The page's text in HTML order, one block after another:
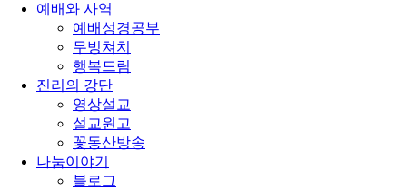
예배와 사역
예배성경공부
무빙쳐치
행복드림
진리의 강단
영상설교
설교원고
꽃동산방송
나눔이야기
블로그